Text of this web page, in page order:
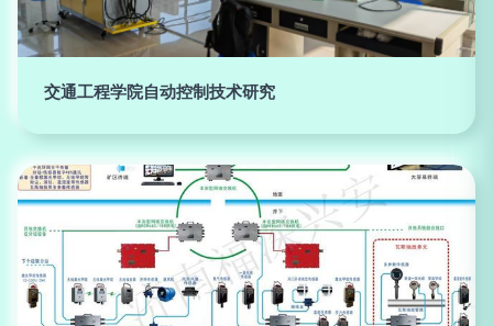
交通工程学院自动控制技术研究